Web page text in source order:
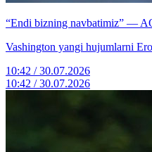
“Endi bizning navbatimiz” —
Vashington yangi hujumlarni
10:42 / 30.07.2026
10:42 / 30.07.2026